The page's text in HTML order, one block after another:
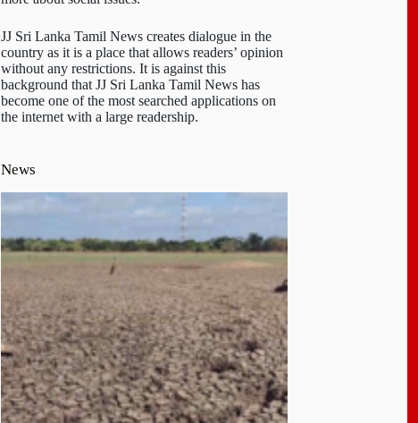
JJ Sri Lanka Tamil News creates dialogue in the
country as it is a place that allows readers’ opinion
without any restrictions. It is against this
background that JJ Sri Lanka Tamil News has
become one of the most searched applications on
the internet with a large readership.
News